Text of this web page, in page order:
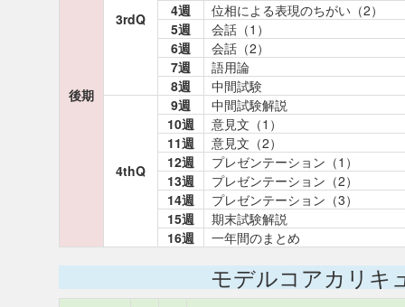
後期
3rdQ
4週
位相による表現のちがい（2）
5週
会話（1）
6週
会話（2）
7週
語用論
8週
中間試験
4thQ
9週
中間試験解説
10週
意見文（1）
11週
意見文（2）
12週
プレゼンテーション（1）
13週
プレゼンテーション（2）
14週
プレゼンテーション（3）
15週
期末試験解説
16週
一年間のまとめ
モデルコアカリキ